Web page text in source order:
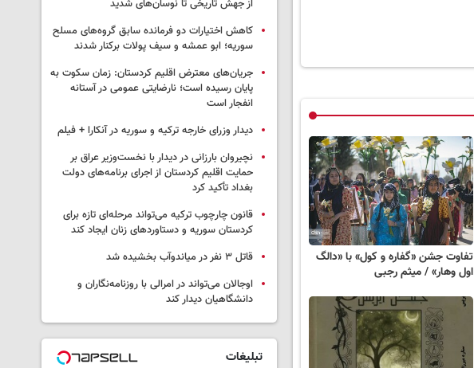
تفاوت جشن «گفاره و کول» با «دالگ
اول وهار» / میثم رجبی
از جهش تاریخی تا نوسان‌های شدید
کاهش اختیارات دو فرمانده سابق گروه‌های مسلح
سوریه؛ ابو عمشه و سیف پولات برکنار شدند
جریان‌های معترض اقلیم کردستان: زمان سکوت به
پایان رسیده است؛ نارضایتی عمومی در آستانه
انفجار است
دیدار وزرای خارجه ترکیه و سوریه در آنکارا + فیلم
نچیروان بارزانی در دیدار با نخست‌وزیر عراق بر
حمایت اقلیم کردستان از اجرای برنامه‌های دولت
بغداد تأکید کرد
قانون چارچوب ترکیه می‌تواند مرحله‌ای تازه برای
کردستان سوریه و دستاوردهای زنان ایجاد کند
قاتل ٣ نفر در میاندوآب بخشیده شد
اوجالان می‌تواند در امرالی با روزنامه‌نگاران و
دانشگاهیان دیدار کند
تبلیغات